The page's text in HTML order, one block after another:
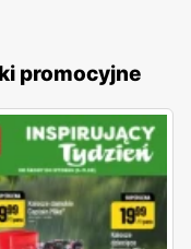
promocyjne